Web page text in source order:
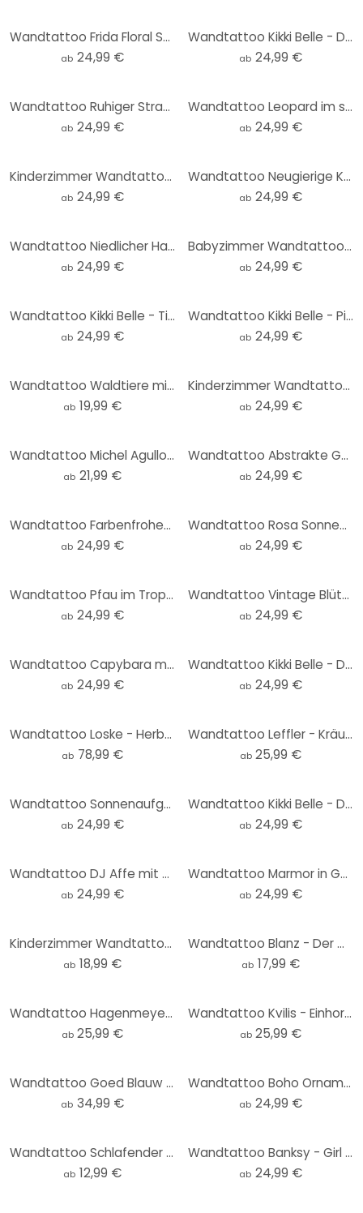
Wandtattoo Frida Floral Studio - Frida Floral - Rund
ab 24,99 €
Wandtattoo Kikki Belle - Dschungel Suchbild - Rund
ab 24,99 €
Wandtattoo Ruhiger Strand bei Sonnenuntergang - Rivers - Rund
ab 24,99 €
Wandtattoo Leopard im smaragdgrünen Dschungel - Manovski - Rund
ab 24,99 €
Kinderzimmer Wandtattoo - Oliver Robins - Bunter Bauernhof mit Tieren - Rund
ab 24,99 €
Wandtattoo Neugierige Katze - Korenkova - Rund
ab 24,99 €
Wandtattoo Niedlicher Hase mit Kamillenblumen - Korenkova - Rund
ab 24,99 €
Babyzimmer Wandtattoo Oliver Robins - Arche Noah - Rund
ab 24,99 €
Wandtattoo Kikki Belle - Tierische Abenteuer im Grünen - Rund
ab 24,99 €
Wandtattoo Kikki Belle - Piratenbucht - Rund
ab 24,99 €
Wandtattoo Waldtiere mit Ballons (29-teilig) - Kinderzimmer - Kvilis
ab 19,99 €
Kinderzimmer Wandtattoo Süße Katze im Busch - Korenkova - Rund
ab 24,99 €
Wandtattoo Michel Agullo - Bagger 03
ab 21,99 €
Wandtattoo Abstrakte Geometrie in Balance - Ristova - Rund
ab 24,99 €
Wandtattoo Farbenfrohes Küstendorf im Sommer - Bonne Müller - Rund
ab 24,99 €
Wandtattoo Rosa Sonnenuntergang über dem Wald - SpaceFrog Designs - Rund
ab 24,99 €
Wandtattoo Pfau im Tropengarten auf Mosaik - Bloomery Decor - Rund
ab 24,99 €
Wandtattoo Vintage Blütenpracht auf der Wiese - Lola Peacock - Rund
ab 24,99 €
Wandtattoo Capybara mit Gänseblümchen - Rund
ab 24,99 €
Wandtattoo Kikki Belle - Der Bärenkönig - Rund
ab 24,99 €
Wandtattoo Loske - Herbstbaum
ab 78,99 €
Wandtattoo Leffler - Kräuterfrauen 1
ab 25,99 €
Wandtattoo Sonnenaufgang auf dem Land Rund - Kubistika
ab 24,99 €
Wandtattoo Kikki Belle - Dschungel Paradies - Rund
ab 24,99 €
Wandtattoo DJ Affe mit Kopfhörer - Magnusson - Rund
ab 24,99 €
Wandtattoo Marmor in Gold-grün - Haase - Rund
ab 24,99 €
Kinderzimmer Wandtattoo Kleiner Teddybär - Magnusson
ab 18,99 €
Wandtattoo Blanz - Der Walfisch
ab 17,99 €
Wandtattoo Hagenmeyer - Erdmännchen
ab 25,99 €
Wandtattoo Kvilis - Einhorn mit Regenbogen
ab 25,99 €
Wandtattoo Goed Blauw - Schildkrötenfamilie
ab 34,99 €
Wandtattoo Boho Ornament in Leinenoptik, Mandala - Bloomery Decor - Rund
ab 24,99 €
Wandtattoo Schlafender Mond
ab 12,99 €
Wandtattoo Banksy - Girl with red balloon - Rund
ab 24,99 €